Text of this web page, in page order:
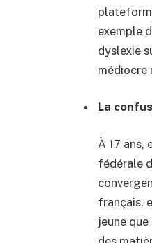
exemple
dyslexie
médiocre
La
À 17 ans,
fédérale
français,
jeune